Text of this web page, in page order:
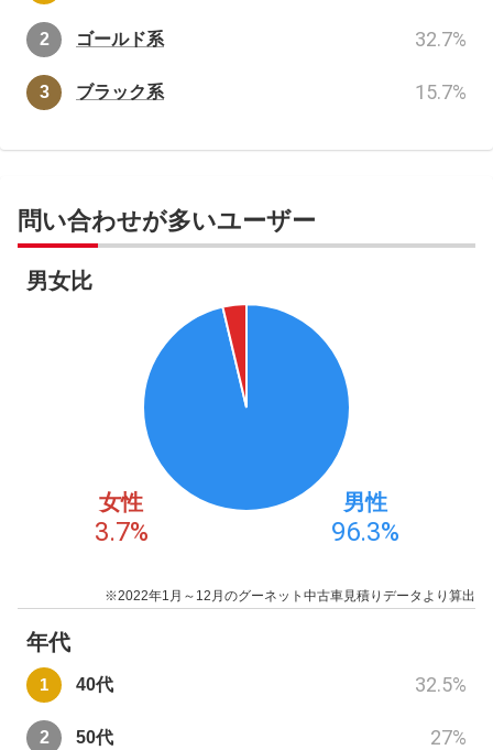
ゴールド系 32.7%
ブラック系 15.7%
問い合わせが多いユーザー
男女比
女性
3.7%
男性
96.3%
※2022年1月～12月のグーネット中古車見積りデータより算出
年代
40代 32.5%
50代 27%